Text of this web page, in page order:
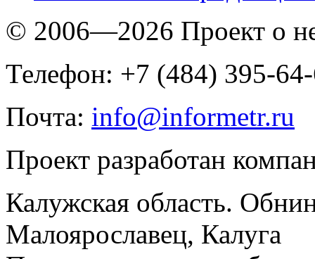
© 2006—2026 Проект о
Телефон: +7 (484) 395-
Почта: info@informetr.ru
Проект разработан
Калужская область.
Малоярославец, Калуга